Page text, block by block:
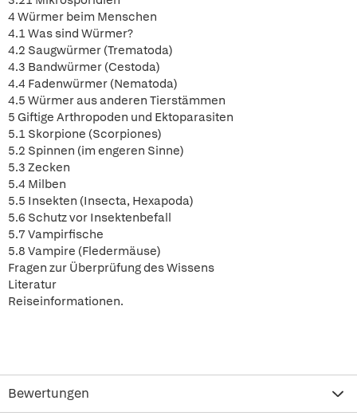
4 Würmer beim Menschen
4.1 Was sind Würmer?
4.2 Saugwürmer (Trematoda)
4.3 Bandwürmer (Cestoda)
4.4 Fadenwürmer (Nematoda)
4.5 Würmer aus anderen Tierstämmen
5 Giftige Arthropoden und Ektoparasiten
5.1 Skorpione (Scorpiones)
5.2 Spinnen (im engeren Sinne)
5.3 Zecken
5.4 Milben
5.5 Insekten (Insecta, Hexapoda)
5.6 Schutz vor Insektenbefall
5.7 Vampirfische
5.8 Vampire (Fledermäuse)
Fragen zur Überprüfung des Wissens
Literatur
Reiseinformationen.
Bewertungen